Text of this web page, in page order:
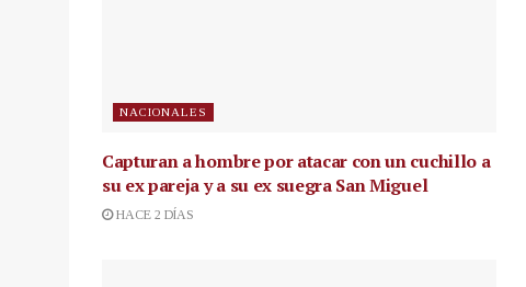
NACIONALES
Capturan a hombre por atacar con un cuchillo a
su ex pareja y a su ex suegra San Miguel
HACE 2 DÍAS